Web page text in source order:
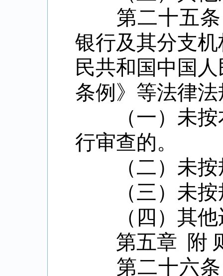
第二十五条
银行及其分支
民共和国中国
条例》等法律
（一）未按
行审查的。
（二）未按
（三）未按
（四）其他
第五章 附
第二十六条